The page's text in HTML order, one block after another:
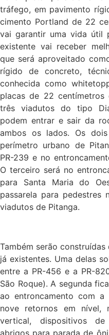
tráfego, em pavimento
cimento Portland de 22
vai garantir uma vida útil
existente vai receber
que será aproveitado
rígido de concreto,
conhecida como
placas de 22 centímetros
três viadutos do tipo
podem entrar e sair da
ambos os lados. Os
perímetro urbano de
PR-239 e no
O terceiro será no
para Santa Maria do
passarela para
viadutos de Pitanga.
Também serão
já existentes. Uma delas
entre a PR-456 e a PR-
São Roque). A segunda
ao entroncamento com a
nove retornos em nível,
vertical, dispositivos de
abrigos para parada de